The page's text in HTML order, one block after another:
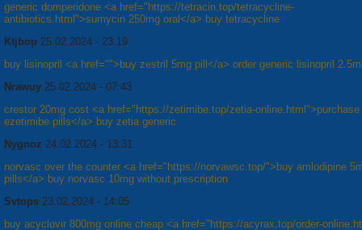
generic domperidone <a href="https://tetracin.top/tetracycline-
antibiotics.html">sumycin 250mg oral</a> buy tetracycline
Ktjbop 25.02.2024 - 23:19
buy lisinopril <a href="">buy zestril 5mg pill</a> order generic lisinopril
Nrawuy 25.02.2024 - 07:43
crestor 20mg cost <a href="https://zetimibe.top/zetia-online.html">purchase
ezetimibe pills</a> buy zetia generic
Nygnoz 24.02.2024 - 13:31
norvasc over the counter <a href="https://norvawsc.top/">buy amlodipine
pills</a> buy norvasc 10mg without prescription
Svtops 23.02.2024 - 14:05
buy acyclovir 800mg online cheap <a href="https://acyrax.top/order-